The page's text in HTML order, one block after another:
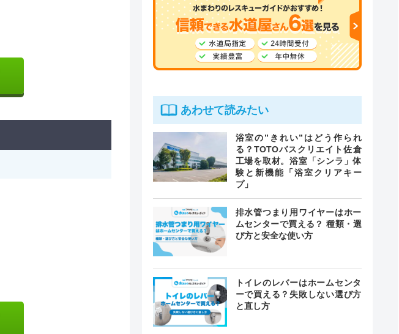
あわせて読みたい
浴室の”きれい”はどう作られ
る？TOTOバスクリエイト佐倉
工場を取材。浴室「シンラ」体
験と新機能「浴室クリアキー
プ」
排水管つまり用ワイヤーはホー
ムセンターで買える？ 種類・選
び方と安全な使い方
トイレのレバーはホームセンタ
ーで買える？失敗しない選び方
と直し方